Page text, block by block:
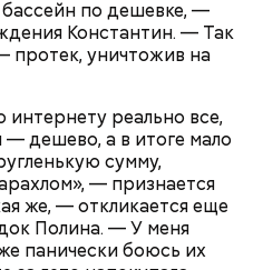
бассейн по дешевке, —
Константин. — Так
протек, уничтожив на
реально все,
— дешево, а в итоге мало
сумму,
— признается
же, — откликается еще
Полина. — У меня
панически боюсь их
полностью или частично
ипотеку
если это поможет
на 1,5–2 процента.
рассчитать
процентную
рассказала